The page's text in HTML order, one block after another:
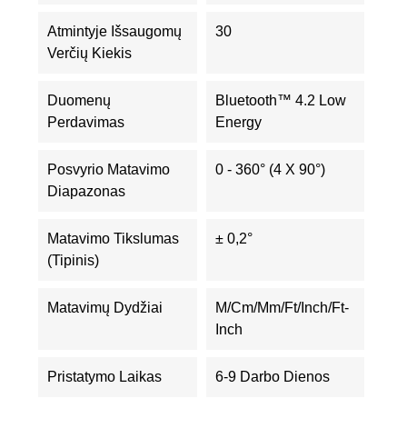
Atmintyje Išsaugomų
Verčių Kiekis
30
Duomenų
Perdavimas
Bluetooth™ 4.2 Low
Energy
Posvyrio Matavimo
Diapazonas
0 - 360° (4 X 90°)
Matavimo Tikslumas
(tipinis)
± 0,2°
Matavimų Dydžiai
M/cm/mm/ft/inch/ft-
Inch
Pristatymo Laikas 6-9 Darbo Dienos